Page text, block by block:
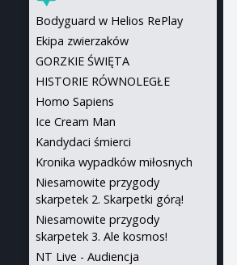
Bodyguard w Helios RePlay
Ekipa zwierzaków
GORZKIE ŚWIĘTA
HISTORIE RÓWNOLEGŁE
Homo Sapiens
Ice Cream Man
Kandydaci śmierci
Kronika wypadków miłosnych
Niesamowite przygody
skarpetek 2. Skarpetki górą!
Niesamowite przygody
skarpetek 3. Ale kosmos!
NT Live - Audiencja